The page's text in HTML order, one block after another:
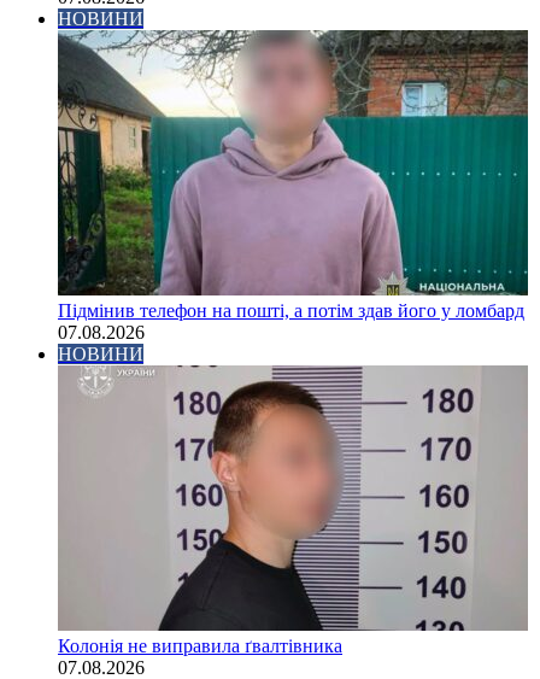
НОВИНИ
Підмінив телефон на пошті, а потім здав його у ломбард
07.08.2026
НОВИНИ
Колонія не виправила ґвалтівника
07.08.2026